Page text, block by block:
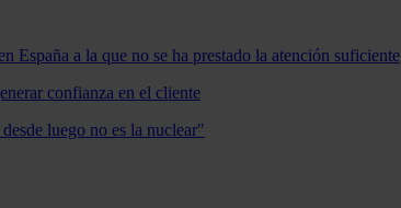
España a la que no se ha prestado la atención suficiente
confianza en el cliente
luego no es la nuclear"